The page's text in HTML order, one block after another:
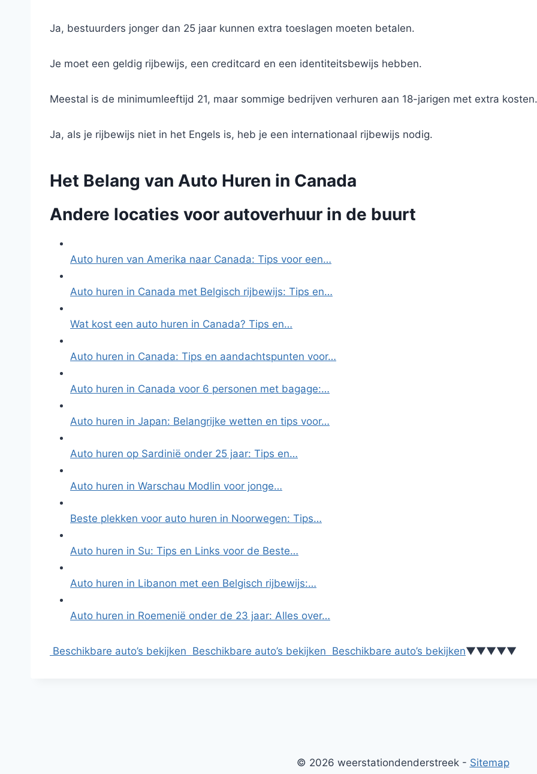
Ja, bestuurders jonger dan 25 jaar kunnen extra toeslagen moeten betalen.
Je moet een geldig rijbewijs, een creditcard en een identiteitsbewijs hebben.
Meestal is de minimumleeftijd 21, maar sommige bedrijven verhuren aan 18-jarigen met extra kosten.
Ja, als je rijbewijs niet in het Engels is, heb je een internationaal rijbewijs nodig.
Het Belang van Auto Huren in Canada
Andere locaties voor autoverhuur in de buurt
Auto huren van Amerika naar Canada: Tips voor een…
Auto huren in Canada met Belgisch rijbewijs: Tips en…
Wat kost een auto huren in Canada? Tips en…
Auto huren in Canada: Tips en aandachtspunten voor…
Auto huren in Canada voor 6 personen met bagage:…
Auto huren in Japan: Belangrijke wetten en tips voor…
Auto huren op Sardinië onder 25 jaar: Tips en…
Auto huren in Warschau Modlin voor jonge…
Beste plekken voor auto huren in Noorwegen: Tips…
Auto huren in Su: Tips en Links voor de Beste…
Auto huren in Libanon met een Belgisch rijbewijs:…
Auto huren in Roemenië onder de 23 jaar: Alles over…
Beschikbare auto’s bekijken Beschikbare auto’s bekijken Beschikbare auto’s bekijken▼▼▼▼▼
© 2026 weerstationdenderstreek - Sitemap